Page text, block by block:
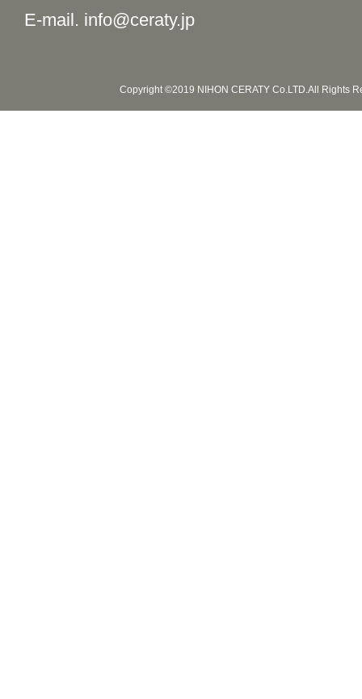
E-mail. info@ceraty.jp
Copyright ©2019 NIHON CERATY Co.LTD.All Rights